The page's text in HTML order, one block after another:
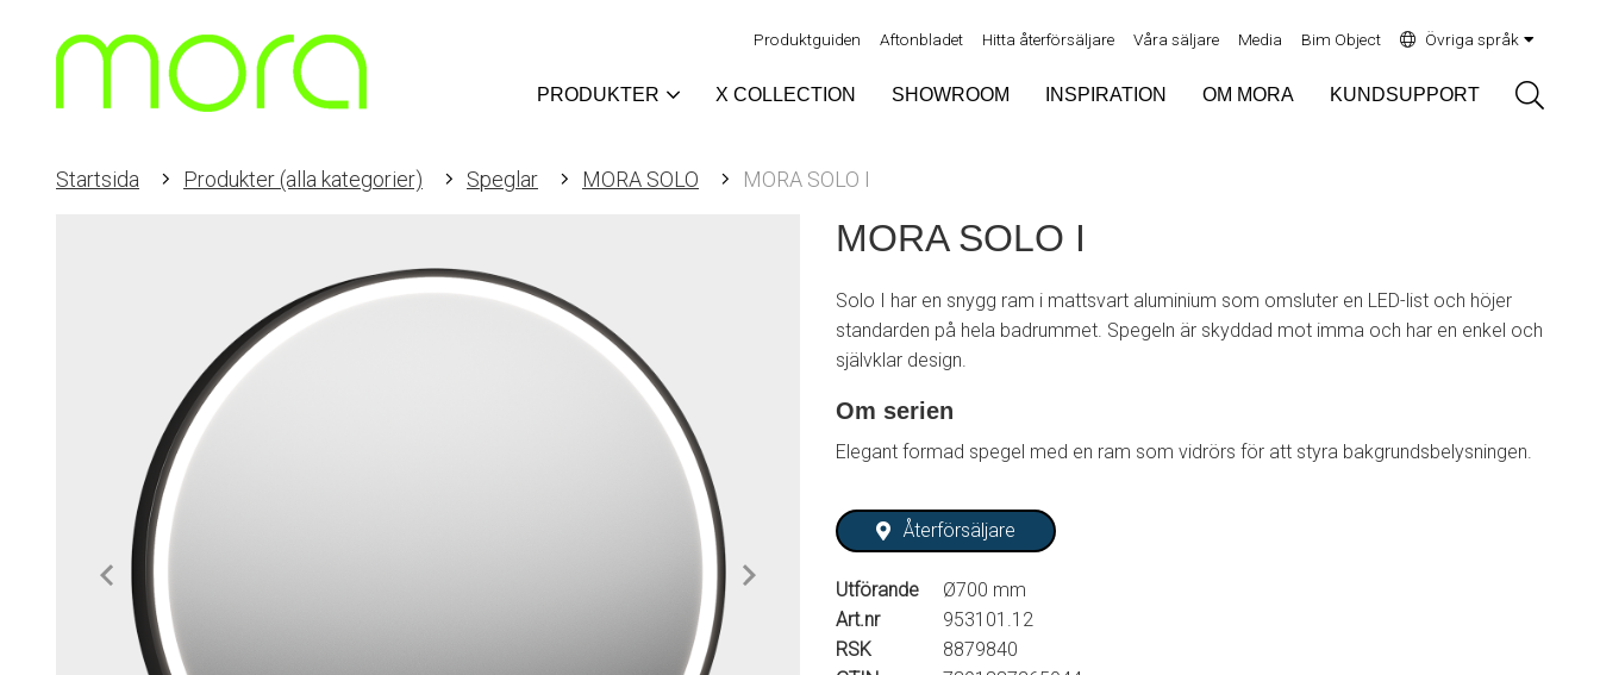
Produktguiden Aftonbladet Hitta återförsäljare Våra säljare Media Bim Object Övriga språk
PRODUKTER X COLLECTION SHOWROOM INSPIRATION OM MORA KUNDSUPPORT
Startsida Produkter (alla kategorier) Speglar MORA SOLO MORA SOLO I
MORA SOLO I
Solo I har en snygg ram i mattsvart aluminium som omsluter en LED-list och höjer
standarden på hela badrummet. Spegeln är skyddad mot imma och har en enkel och
självklar design.
Om serien
Elegant formad spegel med en ram som vidrörs för att styra bakgrundsbelysningen.
Återförsäljare
Utförande
Ø700 mm
Art.nr
953101.12
RSK
8879840